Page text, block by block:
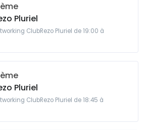
Pluriel
ClubRezo Pluriel de 19:00 à
Pluriel
ClubRezo Pluriel de 18:45 à